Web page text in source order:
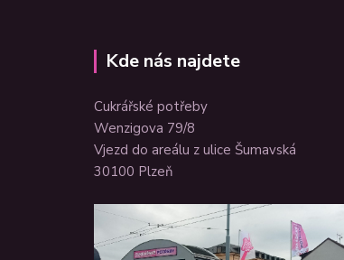
Kde nás najdete
Cukrářské potřeby
Wenzigova 79/8
Vjezd do areálu z ulice Šumavská
30100 Plzeň